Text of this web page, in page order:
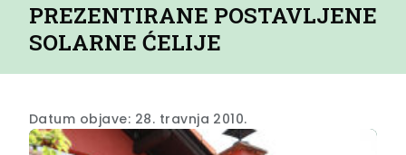
PREZENTIRANE POSTAVLJENE
SOLARNE ĆELIJE
Datum objave: 28. travnja 2010.